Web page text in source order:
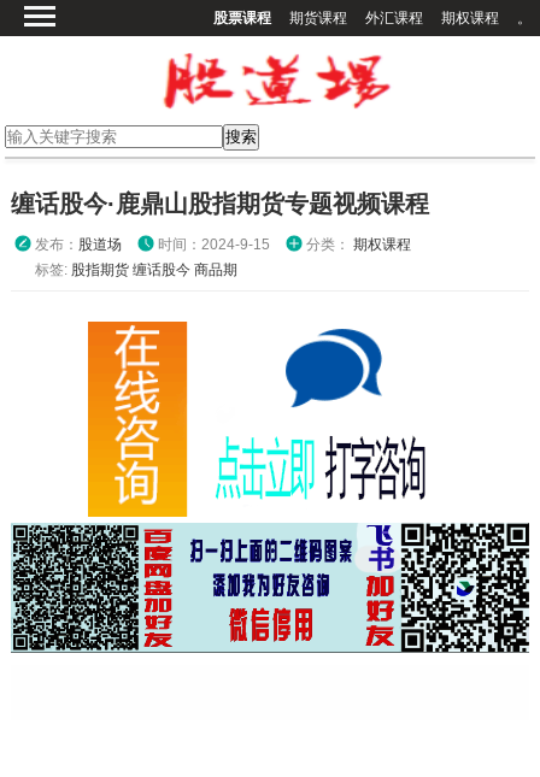
股票课程 期货课程 外汇课程 期权课程 。
期货课程
外汇课程
高校课程
缠话股今·鹿鼎山股指期货专题视频课程
发布： 股道场 时间：2024-9-15 分类： 期权课程
标签: 股指期货 缠话股今 商品期